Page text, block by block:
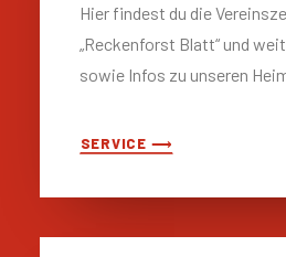
Hier findest du die
„Reckenforst Blatt“ und
sowie Infos zu unseren
SERVICE ⟶